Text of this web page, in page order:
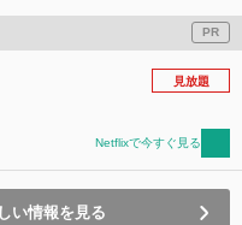
PR
見放題
Netflixで今すぐ見る
い情報を見る